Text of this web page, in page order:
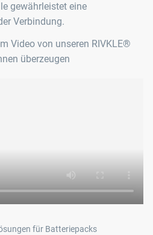
gewährleistet eine
Verbindung.
Video von unseren RIVKLE®
überzeugen
für Batteriepacks